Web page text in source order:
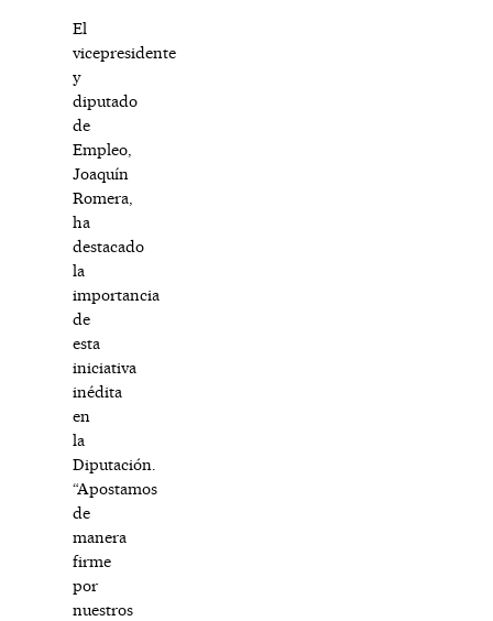
El
vicepresidente
y
diputado
de
Empleo,
Joaquín
Romera,
ha
destacado
la
importancia
de
esta
iniciativa
inédita
en
la
Diputación.
“Apostamos
de
manera
firme
por
nuestros